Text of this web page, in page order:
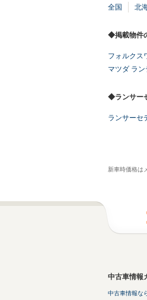
全国 北
◆掲載物件
フォルクス
マツダ ラ
◆ランサー
ランサーセ
新車時価格は
中古車情報
中古車情報な